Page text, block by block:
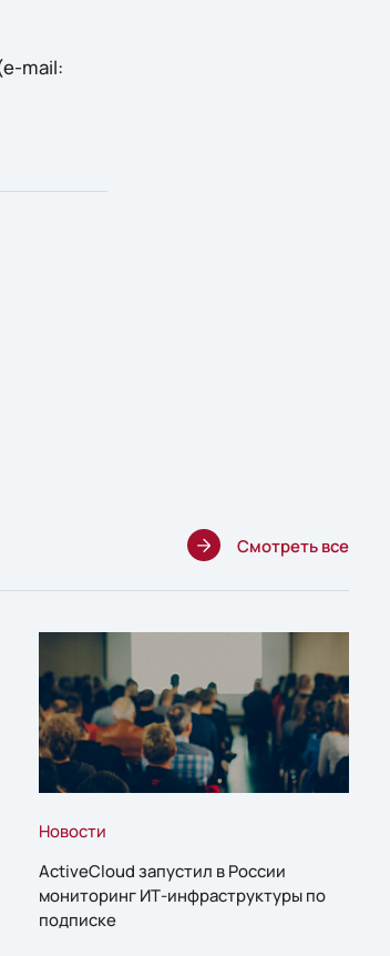
mail:
Смотреть все
Новости
ActiveCloud запустил в России
мониторинг ИТ-инфраструктуры по
подписке